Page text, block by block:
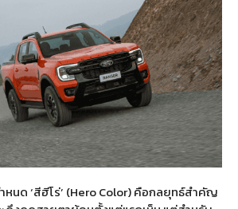
หนด‘สีฮีโร่’ (Hero Color)คือกลยุทธ์สำคัญ